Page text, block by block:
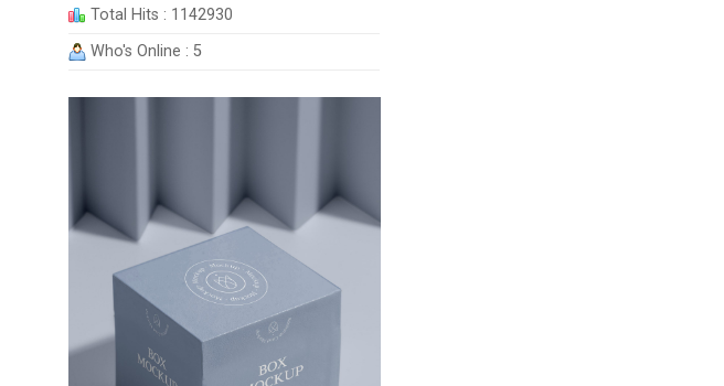
Total Hits : 1142930
Who's Online : 5